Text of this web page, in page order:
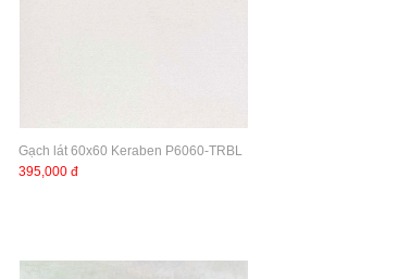
Gạch lát 60x60 Keraben P6060-TRBL
395,000 đ